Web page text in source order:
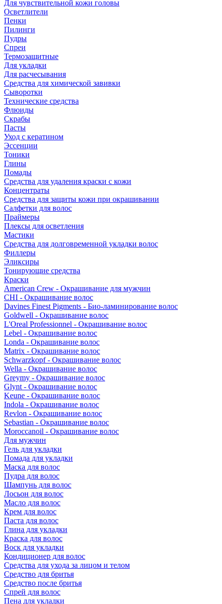
Для чувствительной кожи головы
Осветлители
Пенки
Пилинги
Пудры
Спреи
Термозащитные
Для укладки
Для расчесывания
Средства для химической завивки
Сыворотки
Технические средства
Флюиды
Скрабы
Пасты
Уход с кератином
Эссенции
Тоники
Глины
Помады
Средства для удаления краски с кожи
Концентраты
Средства для защиты кожи при окрашивании
Салфетки для волос
Праймеры
Плексы для осветления
Мастики
Средства для долговременной укладки волос
Филлеры
Эликсиры
Тонирующие средства
Краски
American Crew - Окрашивание для мужчин
CHI - Окрашивание волос
Davines Finest Pigments - Био-ламинирование волос
Goldwell - Окрашивание волос
L'Oreal Professionnel - Окрашивание волос
Lebel - Окрашивание волос
Londa - Окрашивание волос
Matrix - Окрашивание волос
Schwarzkopf - Окрашивание волос
Wella - Окрашивание волос
Greymy - Окрашивание волос
Glynt - Окрашивание волос
Keune - Окрашивание волос
Indola - Окрашивание волос
Revlon - Окрашивание волос
Sebastian - Окрашивание волос
Moroccanoil - Окрашивание волос
Для мужчин
Гель для укладки
Помада для укладки
Маска для волос
Пудра для волос
Шампунь для волос
Лосьон для волос
Масло для волос
Крем для волос
Паста для волос
Глина для укладки
Краска для волос
Воск для укладки
Кондиционер для волос
Средства для ухода за лицом и телом
Средство для бритья
Средство после бритья
Спрей для волос
Пена для укладки